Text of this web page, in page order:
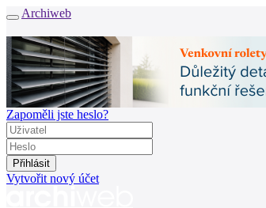
Archiweb
Zapoměli jste heslo?
Vytvořit nový účet